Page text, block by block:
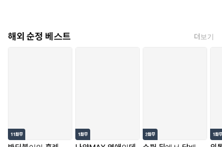
해외 순정 베스트 더보기